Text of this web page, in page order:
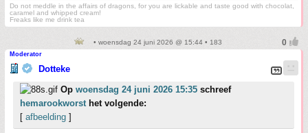
Do not meddle in the affairs of dragons, for you are lickable and taste good with chocolat,
caramel and whipped cream!
Freaks like me drink tea
• woensdag 24 juni 2026 @ 15:44 • 183
Moderator
Dotteke
Op woensdag 24 juni 2026 15:35 schreef
hemarookworsthet volgende:
[ afbeelding ]